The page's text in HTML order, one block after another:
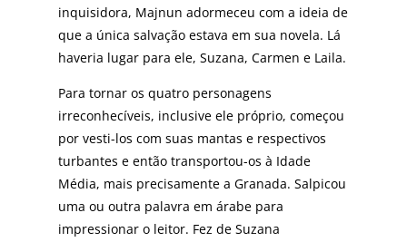
inquisidora, Majnun adormeceu com a ideia de
que a única salvação estava em sua novela. Lá
haveria lugar para ele, Suzana, Carmen e Laila.
Para tornar os quatro personagens
irreconhecíveis, inclusive ele próprio, começou
por vesti-los com suas mantas e respectivos
turbantes e então transportou-os à Idade
Média, mais precisamente a Granada. Salpicou
uma ou outra palavra em árabe para
impressionar o leitor. Fez de Suzana